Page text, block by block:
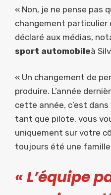
« Non, je ne pense pas
changement particulier
déclaré aux médias,
sport automobileà
« Un changement de
produire. L’année
cette année, c’est
tant que pilote, vous
uniquement sur votre
toujours été une famille
« L’équipe